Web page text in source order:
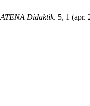
ATENA Didaktik. 5, 1 (apr.